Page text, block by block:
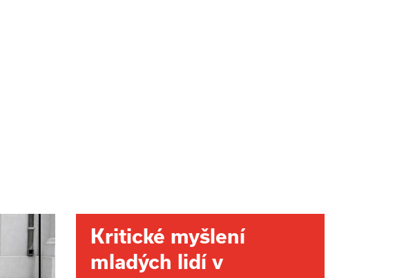
Kritické myšlení
mladých lidí v